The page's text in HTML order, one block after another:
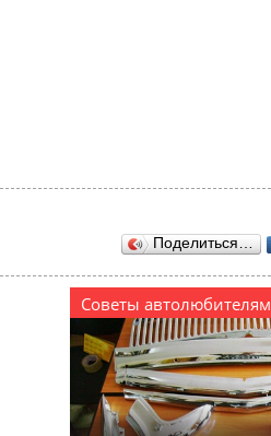
Поделиться…
Советы автолюбителям